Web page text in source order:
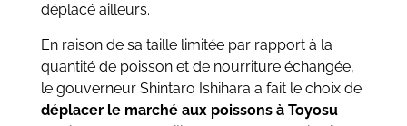
déplacé ailleurs.
En raison de sa taille limitée par rapport à la
quantité de poisson et de nourriture échangée,
le gouverneur Shintaro Ishihara a fait le choix de
déplacer le marché aux poissons à Toyosu